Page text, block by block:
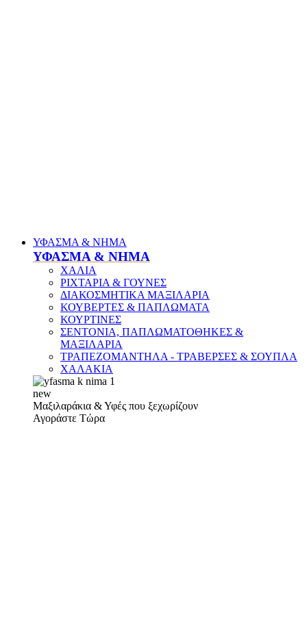
ΥΦΑΣΜΑ & ΝΗΜΑ
ΥΦΑΣΜΑ & ΝΗΜΑ
ΧΑΛΙΑ
ΡΙΧΤΑΡΙΑ & ΓΟΥΝΕΣ
ΔΙΑΚΟΣΜΗΤΙΚΑ ΜΑΞΙΛΑΡΙΑ
ΚΟΥΒΕΡΤΕΣ & ΠΑΠΛΩΜΑΤΑ
ΚΟΥΡΤΙΝΕΣ
ΣΕΝΤΟΝΙΑ, ΠΑΠΛΩΜΑΤΟΘΗΚΕΣ &
ΜΑΞΙΛΑΡΙΑ
ΤΡΑΠΕΖΟΜΑΝΤΗΛΑ - ΤΡΑΒΕΡΣΕΣ & ΣΟΥΠΛΑ
ΧΑΛΑΚΙΑ
new
Μαξιλαράκια & Υφές που ξεχωρίζουν
Αγοράστε Τώρα